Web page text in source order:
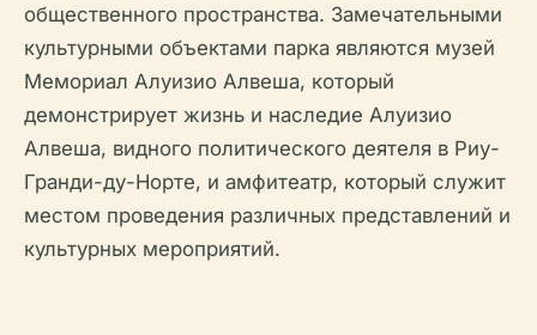
общественного пространства. Замечательными
культурными объектами парка являются музей
Мемориал Алуизио Алвеша, который
демонстрирует жизнь и наследие Алуизио
Алвеша, видного политического деятеля в Риу-
Гранди-ду-Норте, и амфитеатр, который служит
местом проведения различных представлений и
культурных мероприятий.